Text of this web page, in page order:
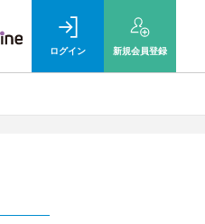
ログイン 新規会員登録